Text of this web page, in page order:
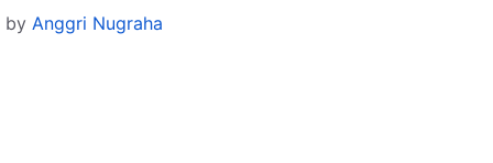
by Anggri Nugraha